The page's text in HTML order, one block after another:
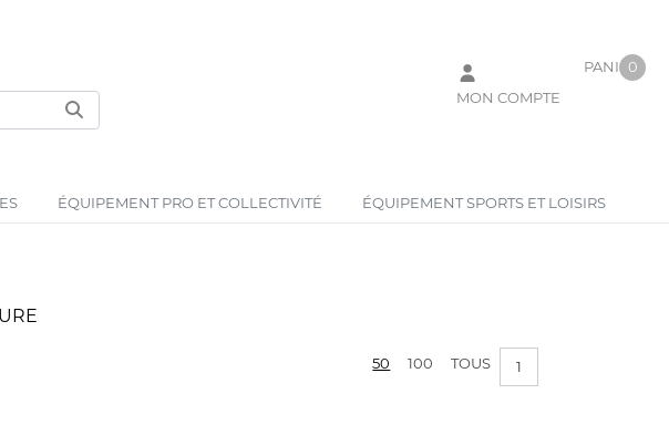
MON COMPTE
PANIER
0
ÉQUIPEMENT PRO ET COLLECTIVITÉ ÉQUIPEMENT SPORTS ET LOISIRS
50 100 TOUS 1